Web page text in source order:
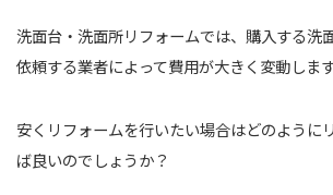
洗面台・洗面所リフォームでは、購入する洗
依頼する業者によって費用が大きく変動します
安くリフォームを行いたい場合はどのように
ば良いのでしょうか？